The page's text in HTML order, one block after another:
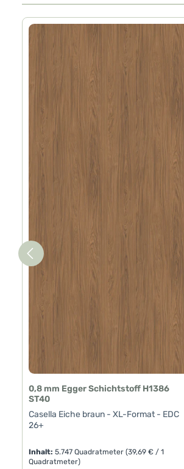
Produktgalerie überspringen
0,8 mm Egger Schichtstoff H1386
ST40
Casella Eiche braun - XL-Format - EDC
26+
Inhalt:5.747 Quadratmeter(39,69 € / 1
Quadratmeter)